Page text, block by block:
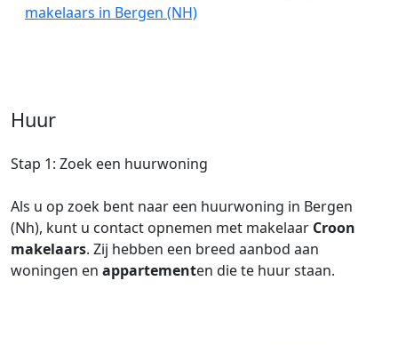
makelaars in Bergen (NH)
Huur
Stap 1: Zoek een huurwoning
Als u op zoek bent naar een huurwoning in Bergen
(Nh), kunt u contact opnemen met makelaar Croon
makelaars. Zij hebben een breed aanbod aan
woningen en appartementen die te huur staan.